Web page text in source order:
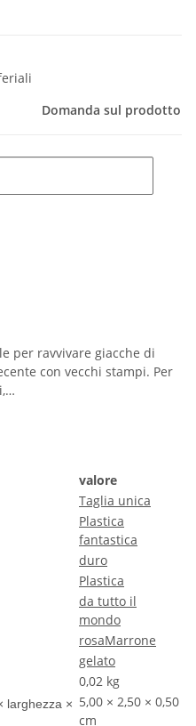
Domanda sul prodotto
per ravvivare giacche di
con vecchi stampi. Per
valore
Taglia unica
Plastica
fantastica
duro
Plastica
da tutto il
mondo
rosaMarrone
gelato
0,02 kg
larghezza × 5,00 × 2,50 × 0,50
cm